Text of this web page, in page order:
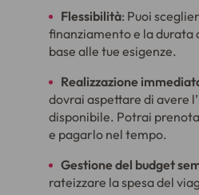
Flessibilità: Puoi
finanziamento e la durata
base alle tue esigenze.
Realizzazione
dovrai aspettare di avere
disponibile. Potrai
e pagarlo nel tempo.
Gestione del budget
rateizzare la spesa del